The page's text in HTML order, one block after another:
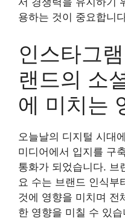
용하는 것이 중요합니
인스타그
랜드의 소
에 미치는
오늘날의 디지털 시대
미디어에서 입지를 구
통화가 되었습니다. 브
요 수는 브랜드 인식부
것에 영향을 미치며 전
한 영향을 미칠 수 있습